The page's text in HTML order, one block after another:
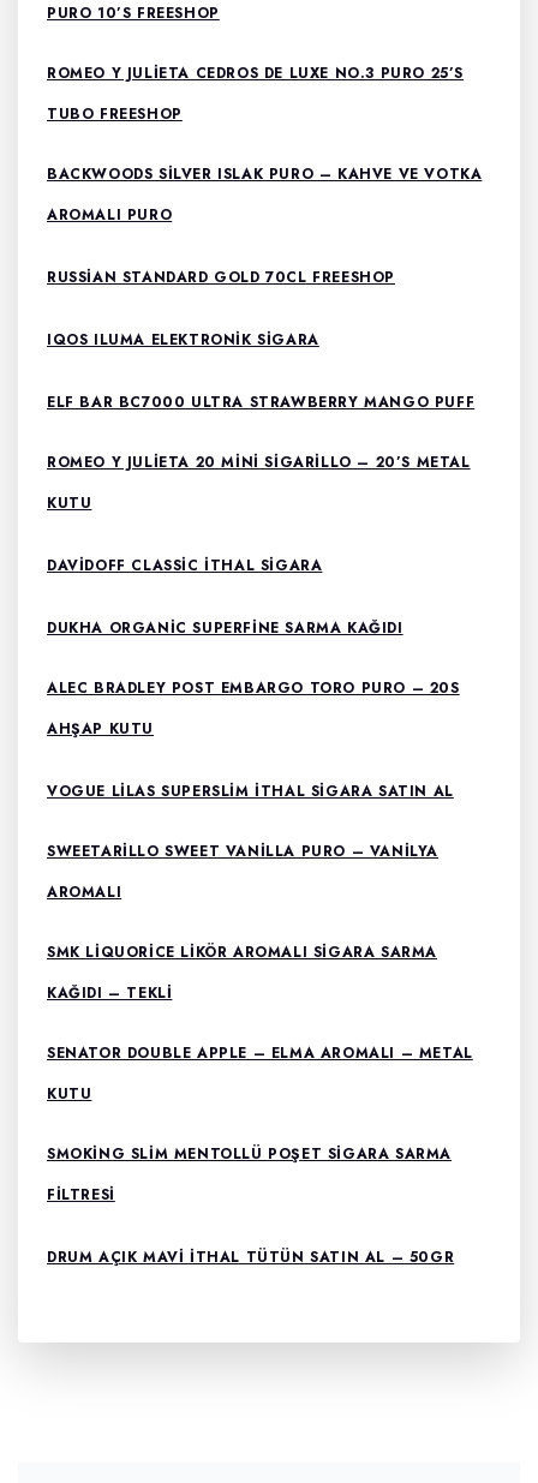
PURO 10’S FREESHOP
ROMEO Y JULIETA CEDROS DE LUXE NO.3 PURO 25’S
TUBO FREESHOP
BACKWOODS SILVER ISLAK PURO – KAHVE VE VOTKA
AROMALI PURO
RUSSIAN STANDARD GOLD 70CL FREESHOP
IQOS ILUMA ELEKTRONIK SIGARA
ELF BAR BC7000 ULTRA STRAWBERRY MANGO PUFF
ROMEO Y JULIETA 20 MINI SIGARILLO – 20’S METAL
KUTU
DAVIDOFF CLASSIC ITHAL SIGARA
DUKHA ORGANIC SUPERFINE SARMA KAĞIDI
ALEC BRADLEY POST EMBARGO TORO PURO – 20S
AHŞAP KUTU
VOGUE LILAS SUPERSLIM ITHAL SIGARA SATIN AL
SWEETARILLO SWEET VANILLA PURO – VANILYA
AROMALI
SMK LIQUORICE LIKÖR AROMALI SIGARA SARMA
KAĞIDI – TEKLI
SENATOR DOUBLE APPLE – ELMA AROMALI – METAL
KUTU
SMOKING SLIM MENTOLLÜ POŞET SIGARA SARMA
FILTRESI
DRUM AÇIK MAVI İTHAL TÜTÜN SATIN AL – 50GR